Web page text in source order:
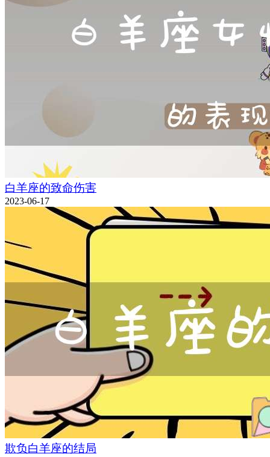
白羊座的致命伤害
2023-06-17
欺负白羊座的结局